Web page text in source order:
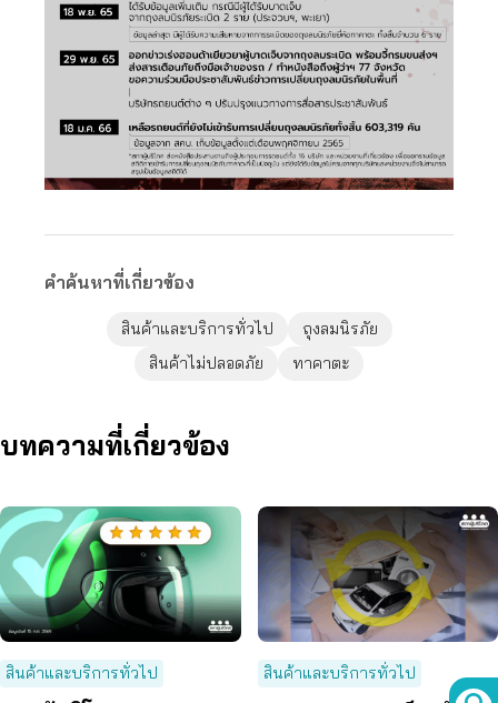
คำค้นหาที่เกี่ยวข้อง
สินค้าและบริการทั่วไป
ถุงลมนิรภัย
สินค้าไม่ปลอดภัย
ทาคาตะ
บทความที่เกี่ยวข้อง
สินค้าและบริการทั่วไป สินค้าและบริการทั่วไป